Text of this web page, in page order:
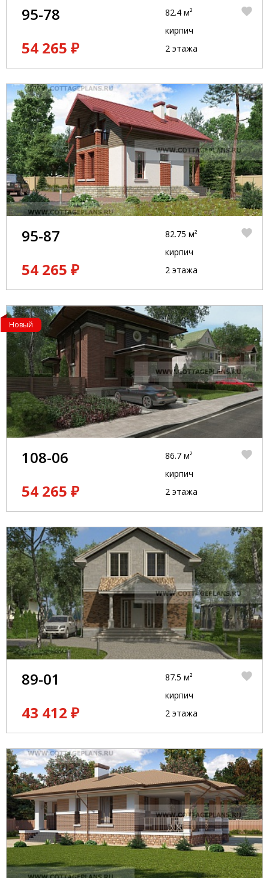
95-78
54 265 ₽
82.4 м²
кирпич
2 этажа
95-87
54 265 ₽
82.75 м²
кирпич
2 этажа
Новый
108-06
54 265 ₽
86.7 м²
кирпич
2 этажа
89-01
43 412 ₽
87.5 м²
кирпич
2 этажа